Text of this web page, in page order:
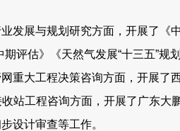
发展与规划研究方面，开展了《
期评估》《天然气发展“十三五”
重大工程决策咨询方面，开展了
站工程咨询方面，开展了广东大
设计审查等工作。